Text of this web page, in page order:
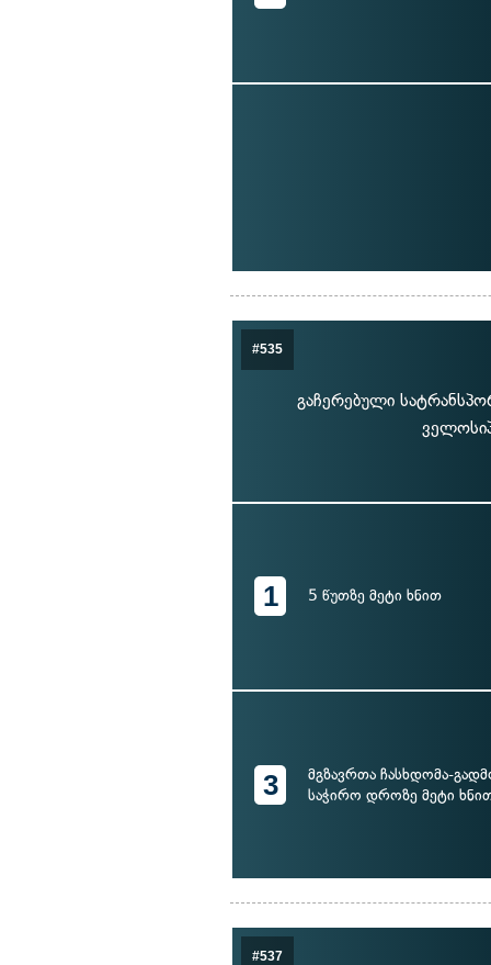
#535
გაჩერებული
1 5 წუთზე მეტი ხნით
3
მგზავრთა ჩასხდომა-
საჭირო დროზე მეტი
#537